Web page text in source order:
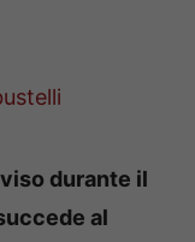
durante il
al